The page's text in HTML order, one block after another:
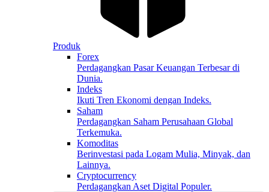
Produk
Forex
Perdagangkan Pasar Keuangan Terbesar di
Dunia.
Indeks
Ikuti Tren Ekonomi dengan Indeks.
Saham
Perdagangkan Saham Perusahaan Global
Terkemuka.
Komoditas
Berinvestasi pada Logam Mulia, Minyak, dan
Lainnya.
Cryptocurrency
Perdagangkan Aset Digital Populer.